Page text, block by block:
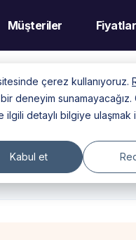
çerez kullanıyoruz.
deneyim sunamayacağız.
ilgili detaylı bilgiye ulaşmak
Kabul et
Müşteriler Fiyatlar